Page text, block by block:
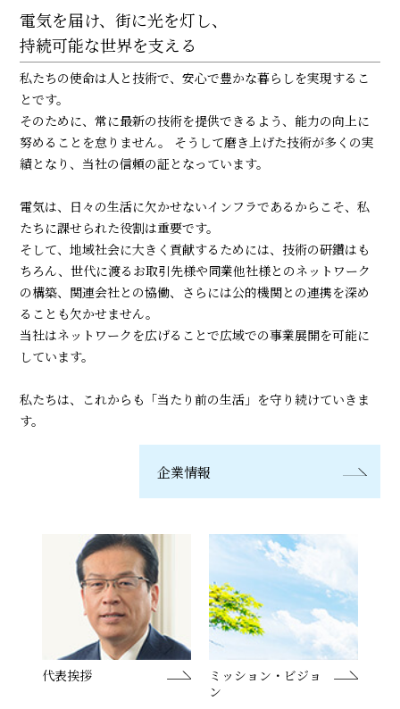
電気を届け、街に光を灯し、
持続可能な世界を支える
私たちの使命は人と技術で、安心で豊かな暮らしを実現するこ
とです。
そのために、常に最新の技術を提供できるよう、能力の向上に
努めることを怠りません。 そうして磨き上げた技術が多くの実
績となり、当社の信頼の証となっています。
電気は、日々の生活に欠かせないインフラであるからこそ、私
たちに課せられた役割は重要です。
そして、地域社会に大きく貢献するためには、技術の研鑽はも
ちろん、世代に渡るお取引先様や同業他社様とのネットワーク
の構築、関連会社との協働、さらには公的機関との連携を深め
ることも欠かせません。
当社はネットワークを広げることで広域での事業展開を可能に
しています。
私たちは、これからも「当たり前の生活」を守り続けていきま
す。
企業情報
代表挨拶
ミッション・ビジョ
ン